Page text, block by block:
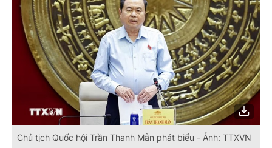
Chủ tịch Quốc hội Trần Thanh Mẫn phát biểu - Ảnh: TTXVN